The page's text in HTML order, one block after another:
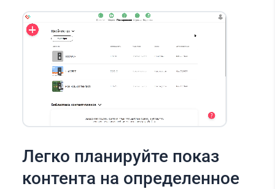
Легко планируйте показ
контента на определенное